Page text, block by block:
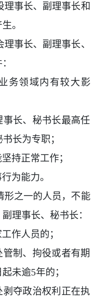
理事长、副理事长和
。
理事长、副理事长、
务领域内有较大影
事长、秘书长最高任
长为专职；
持正常工作；
为能力。
形之一的人员，不能
理事长、秘书长：
作人员的；
管制、拘役或者有期
未逾5年的；
剥夺政治权利正在执